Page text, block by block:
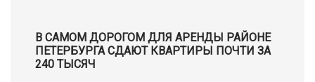
В САМОМ ДОРОГОМ ДЛЯ АРЕНДЫ РАЙОНЕ
ПЕТЕРБУРГА СДАЮТ КВАРТИРЫ ПОЧТИ ЗА
240 ТЫСЯЧ